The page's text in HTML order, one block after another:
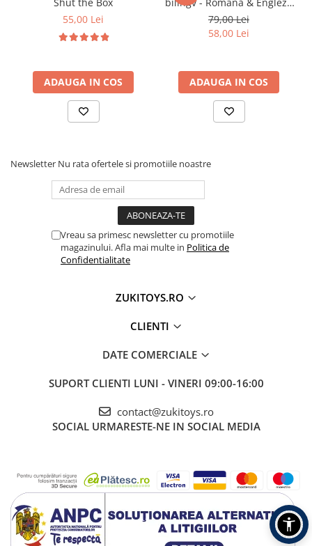
Ideal pentru:
jucarie interactiva
Activitati zilnice de descoperire si invatare acasa
Parinti care cauta o jucarie completa si
55,00 Lei
ADAUGA IN COS
Albastru (224 carduri / 448
cuvinte)
79,00 Lei
58,00 Lei
ADAUGA IN COS
Newsletter Nu rata ofertele si promotiile noastre
Vreau sa primesc newsletter cu promotiile
magazinului. Afla mai multe in Politica de
Confidentialitate
ZUKITOYS.RO
CLIENTI
DATE COMERCIALE
SUPORT CLIENTI LUNI - VINERI 09:00-16:00
contact@zukitoys.ro
SOCIAL URMARESTE-NE IN SOCIAL MEDIA